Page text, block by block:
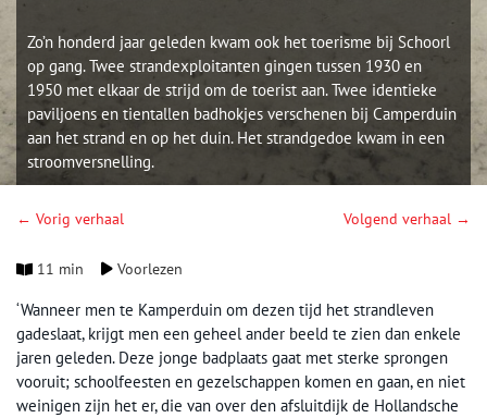
Zo’n honderd jaar geleden kwam ook het toerisme bij Schoorl
op gang. Twee strandexploitanten gingen tussen 1930 en
1950 met elkaar de strijd om de toerist aan. Twee identieke
paviljoens en tientallen badhokjes verschenen bij Camperduin
aan het strand en op het duin. Het strandgedoe kwam in een
stroomversnelling.
← Vorig verhaal Volgend verhaal →
11 min Voorlezen
‘Wanneer men te Kamperduin om dezen tijd het strandleven
gadeslaat, krijgt men een geheel ander beeld te zien dan enkele
jaren geleden. Deze jonge badplaats gaat met sterke sprongen
vooruit; schoolfeesten en gezelschappen komen en gaan, en niet
weinigen zijn het er, die van over den afsluitdijk de Hollandsche